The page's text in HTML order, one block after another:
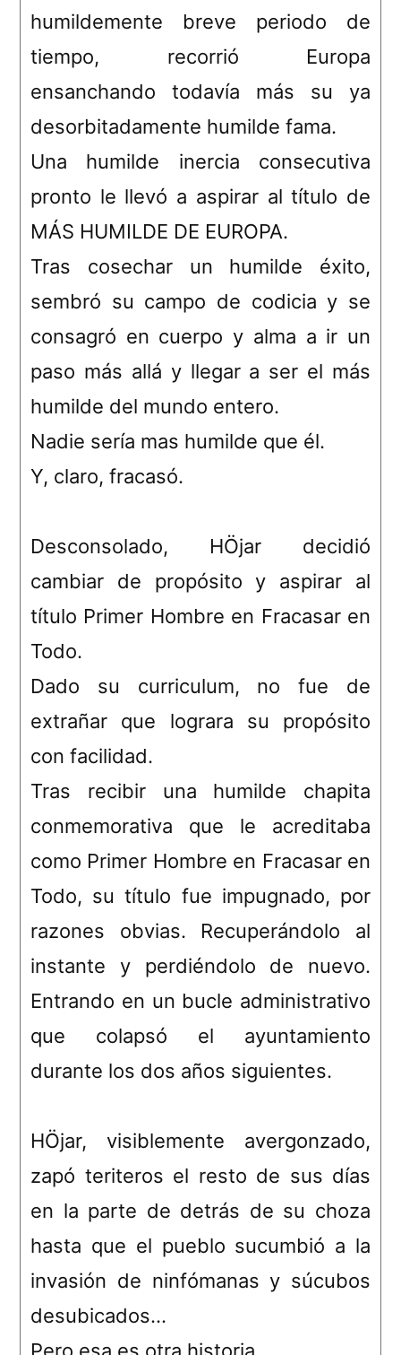
humildemente breve periodo de
tiempo, recorrió Europa
ensanchando todavía más su ya
desorbitadamente humilde fama.
Una humilde inercia consecutiva
pronto le llevó a aspirar al título de
MÁS HUMILDE DE EUROPA.
Tras cosechar un humilde éxito,
sembró su campo de codicia y se
consagró en cuerpo y alma a ir un
paso más allá y llegar a ser el más
humilde del mundo entero.
Nadie sería mas humilde que él.
Y, claro, fracasó.
Desconsolado, HÖjar decidió
cambiar de propósito y aspirar al
título Primer Hombre en Fracasar en
Todo.
Dado su curriculum, no fue de
extrañar que lograra su propósito
con facilidad.
Tras recibir una humilde chapita
conmemorativa que le acreditaba
como Primer Hombre en Fracasar en
Todo, su título fue impugnado, por
razones obvias. Recuperándolo al
instante y perdiéndolo de nuevo.
Entrando en un bucle administrativo
que colapsó el ayuntamiento
durante los dos años siguientes.
HÖjar, visiblemente avergonzado,
zapó teriteros el resto de sus días
en la parte de detrás de su choza
hasta que el pueblo sucumbió a la
invasión de ninfómanas y súcubos
desubicados…